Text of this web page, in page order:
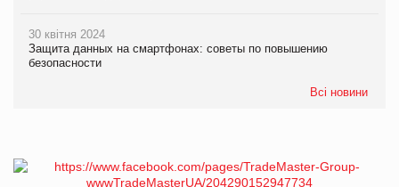
30 квітня 2024
Защита данных на смартфонах: советы по повышению
безопасности
Всі новини